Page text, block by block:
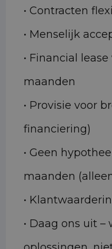
• Contracten
• Menselijk
• Financial
maanden
• Provisie voor
financiering)
• Geen
maanden
•
• Daag ons uit